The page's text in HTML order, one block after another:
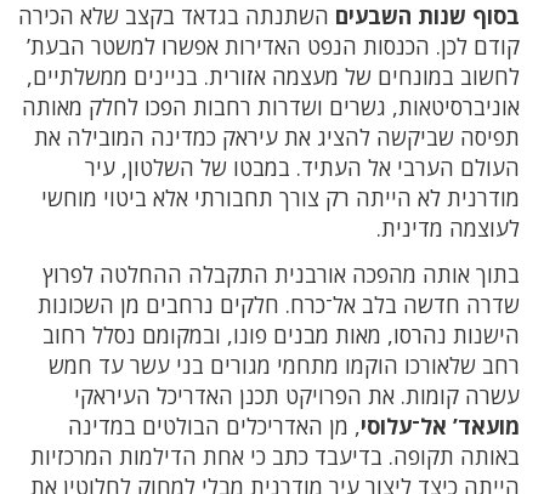
בסוף שנות השבעים השתנתה בגדאד בקצב שלא הכירה
קודם לכן. הכנסות הנפט האדירות אפשרו למשטר הבעת’
לחשוב במונחים של מעצמה אזורית. בניינים ממשלתיים,
אוניברסיטאות, גשרים ושדרות רחבות הפכו לחלק מאותה
תפיסה שביקשה להציג את עיראק כמדינה המובילה את
העולם הערבי אל העתיד. במבטו של השלטון, עיר
מודרנית לא הייתה רק צורך תחבורתי אלא ביטוי מוחשי
לעוצמה מדינית.
בתוך אותה מהפכה אורבנית התקבלה ההחלטה לפרוץ
שדרה חדשה בלב אל־כרח. חלקים נרחבים מן השכונות
הישנות נהרסו, מאות מבנים פונו, ובמקומם נסלל רחוב
רחב שלאורכו הוקמו מתחמי מגורים בני עשר עד חמש
עשרה קומות. את הפרויקט תכנן האדריכל העיראקי
מועאד’ אל־עלוסי, מן האדריכלים הבולטים במדינה
באותה תקופה. בדיעבד כתב כי אחת הדילמות המרכזיות
הייתה כיצד ליצור עיר מודרנית מבלי למחוק לחלוטין את